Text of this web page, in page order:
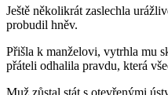
Ještě několikrát zaslechla
probudil hněv.
Přišla k manželovi, vytrhla mu
přáteli odhalila pravdu, která